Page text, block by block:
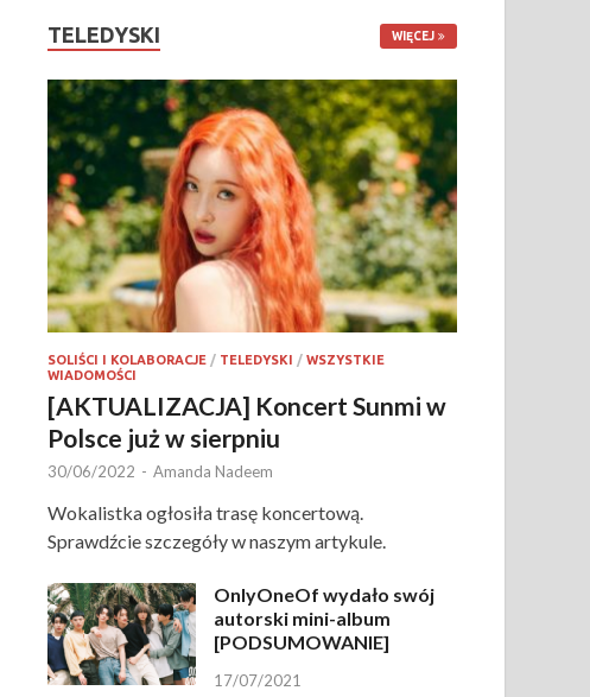
TELEDYSKI WIĘCEJ
SOLIŚCI I KOLABORACJE / TELEDYSKI /WSZYSTKIE
WIADOMOŚCI
[AKTUALIZACJA] Koncert Sunmi w
Polsce już w sierpniu
30/06/2022 - Amanda Nadeem
Wokalistka ogłosiła trasę koncertową.
Sprawdźcie szczegóły w naszym artykule.
OnlyOneOf wydało swój
autorski mini-album
[PODSUMOWANIE]
17/07/2021